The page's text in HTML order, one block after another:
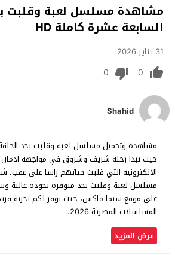
السابعة عشرة كاملة HD
31 يناير 2026
0
0
Shahid
مشاهدة وتحميل مسلسل لعبة وقلبت بجد
حيث تبدا رحلة شريف وشروق في مواجهة ادمان
مسلسل لعبة وقلبت بجد متوفرة بجودة عالية
على موقع سيما ماكس، حيث نوفر لكم تجربة
المسلسلات المصرية 2026.
عرض المزيد